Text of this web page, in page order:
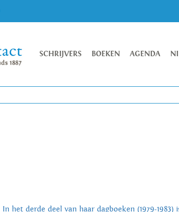
SCHRIJVERS BOEKEN AGENDA
In het derde deel van haar dagboeken (1979-1983)